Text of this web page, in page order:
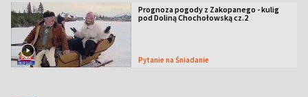
Prognoza pogody z Zakopanego - kulig
pod Doliną Chochołowską cz.2
Pytanie na Śniadanie